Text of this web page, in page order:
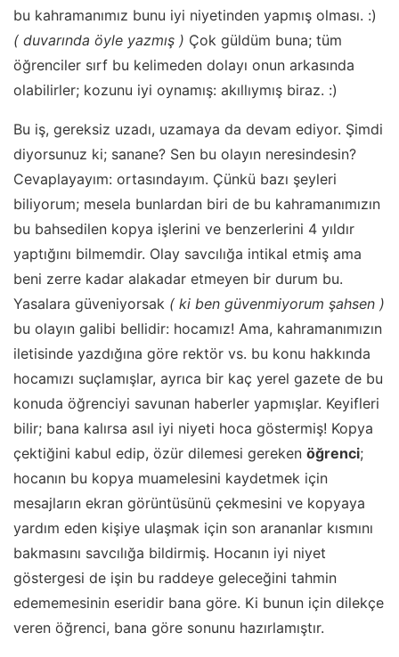
bu kahramanımız bunu iyi niyetinden yapmış olması. :)
( duvarında öyle yazmış ) Çok güldüm buna; tüm
öğrenciler sırf bu kelimeden dolayı onun arkasında
olabilirler; kozunu iyi oynamış: akıllıymış biraz. :)
Bu iş, gereksiz uzadı, uzamaya da devam ediyor. Şimdi
diyorsunuz ki; sanane? Sen bu olayın neresindesin?
Cevaplayayım: ortasındayım. Çünkü bazı şeyleri
biliyorum; mesela bunlardan biri de bu kahramanımızın
bu bahsedilen kopya işlerini ve benzerlerini 4 yıldır
yaptığını bilmemdir. Olay savcılığa intikal etmiş ama
beni zerre kadar alakadar etmeyen bir durum bu.
Yasalara güveniyorsak ( ki ben güvenmiyorum şahsen )
bu olayın galibi bellidir: hocamız! Ama, kahramanımızın
iletisinde yazdığına göre rektör vs. bu konu hakkında
hocamızı suçlamışlar, ayrıca bir kaç yerel gazete de bu
konuda öğrenciyi savunan haberler yapmışlar. Keyifleri
bilir; bana kalırsa asıl iyi niyeti hoca göstermiş! Kopya
çektiğini kabul edip, özür dilemesi gereken öğrenci;
hocanın bu kopya muamelesini kaydetmek için
mesajların ekran görüntüsünü çekmesini ve kopyaya
yardım eden kişiye ulaşmak için son arananlar kısmını
bakmasını savcılığa bildirmiş. Hocanın iyi niyet
göstergesi de işin bu raddeye geleceğini tahmin
edememesinin eseridir bana göre. Ki bunun için dilekçe
veren öğrenci, bana göre sonunu hazırlamıştır.